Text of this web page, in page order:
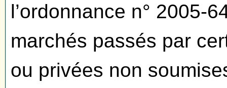
l’ordonnance n° 2005-
marchés passés par
ou privées non